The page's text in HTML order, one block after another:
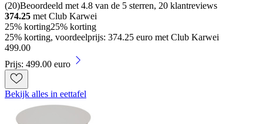
(20)Beoordeeld met 4.8 van de 5 sterren, 20 klantreviews
374.25 met Club Karwei
25% korting25% korting
25% korting, voordeelprijs: 374.25 euro met Club Karwei
499.00
Prijs: 499.00 euro
Bekijk alles in eettafel